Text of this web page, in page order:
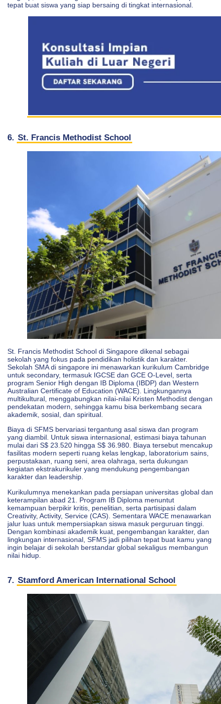
tepat buat siswa yang siap bersaing di tingkat internasional.
6. St. Francis Methodist School
St. Francis Methodist School di Singapore dikenal sebagai
sekolah yang fokus pada pendidikan holistik dan karakter.
Sekolah SMA di singapore ini menawarkan kurikulum Cambridge
untuk secondary, termasuk IGCSE dan GCE O-Level, serta
program Senior High dengan IB Diploma (IBDP) dan Western
Australian Certificate of Education (WACE). Lingkungannya
multikultural, menggabungkan nilai-nilai Kristen Methodist dengan
pendekatan modern, sehingga kamu bisa berkembang secara
akademik, sosial, dan spiritual.
Biaya di SFMS bervariasi tergantung asal siswa dan program
yang diambil. Untuk siswa internasional, estimasi biaya tahunan
mulai dari S$ 23.520 hingga S$ 36.980. Biaya tersebut mencakup
fasilitas modern seperti ruang kelas lengkap, laboratorium sains,
perpustakaan, ruang seni, area olahraga, serta dukungan
kegiatan ekstrakurikuler yang mendukung pengembangan
karakter dan leadership.
Kurikulumnya menekankan pada persiapan universitas global dan
keterampilan abad 21. Program IB Diploma menuntut
kemampuan berpikir kritis, penelitian, serta partisipasi dalam
Creativity, Activity, Service (CAS). Sementara WACE menawarkan
jalur luas untuk mempersiapkan siswa masuk perguruan tinggi.
Dengan kombinasi akademik kuat, pengembangan karakter, dan
lingkungan internasional, SFMS jadi pilihan tepat buat kamu yang
ingin belajar di sekolah berstandar global sekaligus membangun
nilai hidup.
7. Stamford American International School